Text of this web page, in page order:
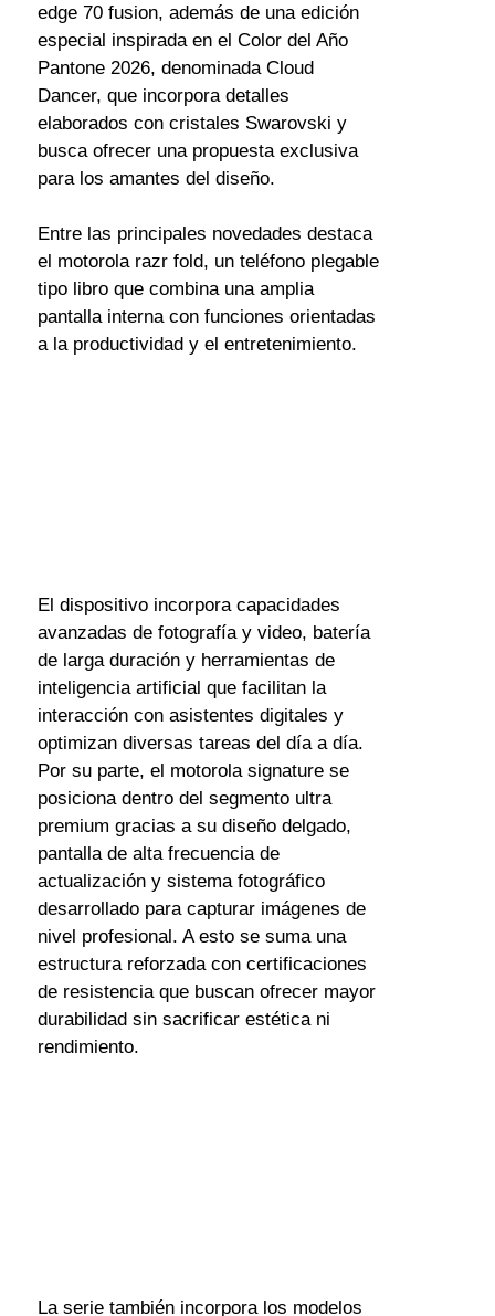
edge 70 fusion, además de una edición
especial inspirada en el Color del Año
Pantone 2026, denominada Cloud
Dancer, que incorpora detalles
elaborados con cristales Swarovski y
busca ofrecer una propuesta exclusiva
para los amantes del diseño.
Entre las principales novedades destaca
el motorola razr fold, un teléfono plegable
tipo libro que combina una amplia
pantalla interna con funciones orientadas
a la productividad y el entretenimiento.
El dispositivo incorpora capacidades
avanzadas de fotografía y video, batería
de larga duración y herramientas de
inteligencia artificial que facilitan la
interacción con asistentes digitales y
optimizan diversas tareas del día a día.
Por su parte, el motorola signature se
posiciona dentro del segmento ultra
premium gracias a su diseño delgado,
pantalla de alta frecuencia de
actualización y sistema fotográfico
desarrollado para capturar imágenes de
nivel profesional. A esto se suma una
estructura reforzada con certificaciones
de resistencia que buscan ofrecer mayor
durabilidad sin sacrificar estética ni
rendimiento.
La serie también incorpora los modelos